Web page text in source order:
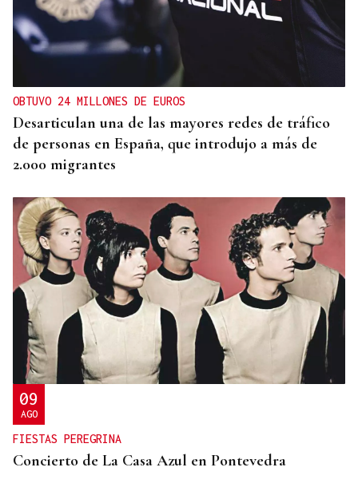
OBTUVO 24 MILLONES DE EUROS
Desarticulan una de las mayores redes de tráfico
de personas en España, que introdujo a más de
2.000 migrantes
09
AGO
FIESTAS PEREGRINA
Concierto de La Casa Azul en Pontevedra